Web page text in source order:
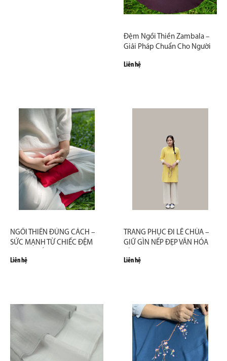
Đệm Ngồi Thiền Zambala –
Giải Pháp Chuẩn Cho Người
Lưng
Liên hệ
NGỒI THIỀN ĐÚNG CÁCH –
SỨC MẠNH TỪ CHIẾC ĐỆM
Liên hệ
TRANG PHỤC ĐI LỄ CHÙA –
GIỮ GÌN NẾP ĐẸP VĂN HÓA
Liên hệ